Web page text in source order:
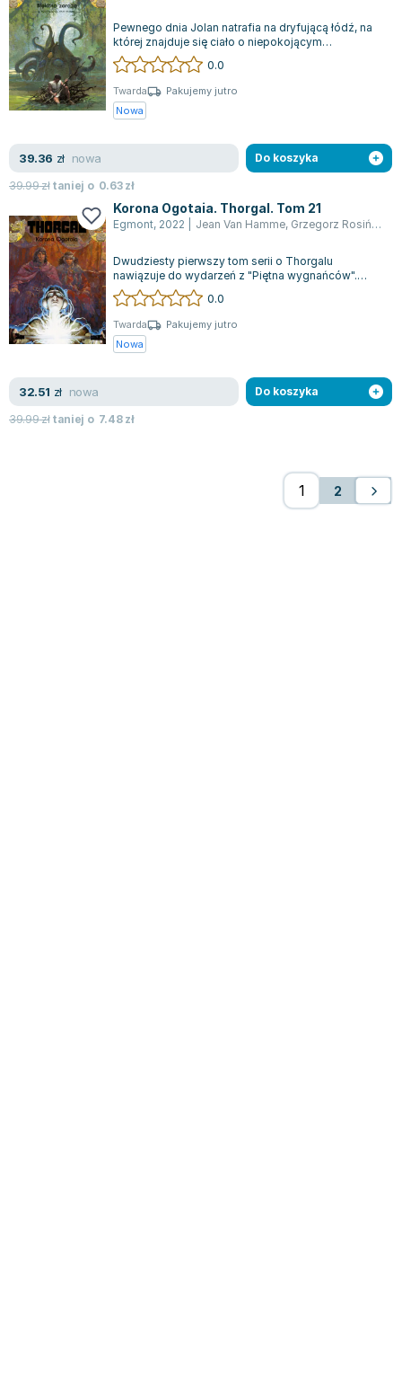
Pewnego dnia Jolan natrafia na dryfującą łódź, na
której znajduje się ciało o niepokojącym
sinoniebieskim odcieniu. Wokół zmarłego...
0.0
Twarda
Pakujemy jutro
Nowa
39.36 zł nowa
39.99złtaniej o 0.63zł
Do koszyka
Korona Ogotaia. Thorgal. Tom 21
Egmont, 2022 Jean Van Hamme, Grzegorz Rosiński
Dwudziesty pierwszy tom serii o Thorgalu
nawiązuje do wydarzeń z "Piętna wygnańców".
Historia rozpoczyna się dramatycznie, poniewa...
0.0
Twarda
Pakujemy jutro
Nowa
32.51 zł nowa
39.99złtaniej o 7.48zł
Do koszyka
2